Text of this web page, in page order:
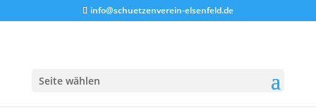
info@schuetzenverein-elsenfeld.de
Seite wählen